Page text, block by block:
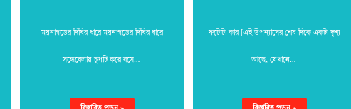
ময়নাগড়ের দিঘির ধারে ময়নাগড়ের দিঘির ধারে
সন্ধেবেলায় চুপটি করে বসে…
ফটোটা কার [এই উপন্যাসের শেষ দিকে একটা দৃশ্য
আছে, যেখানে…